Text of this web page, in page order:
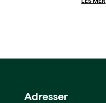
Adresser